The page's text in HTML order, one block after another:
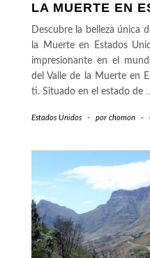
LA MUERTE EN
Descubre la belleza única
la Muerte en Estados
impresionante en el
del Valle de la Muerte en
ti. Situado en el estado de
Estados Unidos - por chomon -